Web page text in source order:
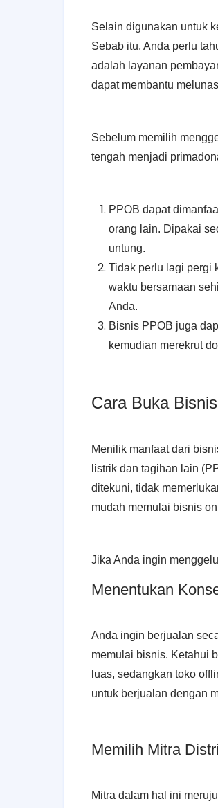
Selain digunakan untuk
Sebab itu, Anda perlu
adalah layanan
dapat membantu
Sebelum memilih
tengah menjadi
PPOB dapat
orang lain. Dipakai
untung.
Tidak perlu lagi pergi
waktu bersamaan
Anda.
Bisnis PPOB juga
kemudian merekrut
Cara Buka
Menilik manfaat dari
listrik dan tagihan lain
ditekuni, tidak
mudah memulai bisnis
Jika Anda ingin
Menentukan
Anda ingin berjualan
memulai bisnis. Ketahui
luas, sedangkan toko
untuk berjualan dengan
Memilih Mitra
Mitra dalam hal ini